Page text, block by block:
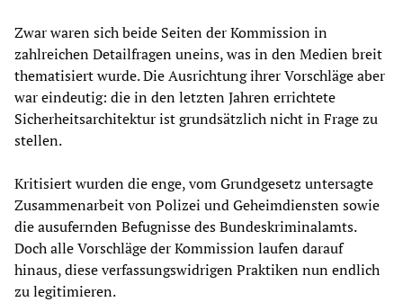
Zwar waren sich beide Seiten der Kommission in
zahlreichen Detailfragen uneins, was in den Medien breit
thematisiert wurde. Die Ausrichtung ihrer Vorschläge aber
war eindeutig: die in den letzten Jahren errichtete
Sicherheitsarchitektur ist grundsätzlich nicht in Frage zu
stellen.
Kritisiert wurden die enge, vom Grundgesetz untersagte
Zusammenarbeit von Polizei und Geheimdiensten sowie
die ausufernden Befugnisse des Bundeskriminalamts.
Doch alle Vorschläge der Kommission laufen darauf
hinaus, diese verfassungswidrigen Praktiken nun endlich
zu legitimieren.